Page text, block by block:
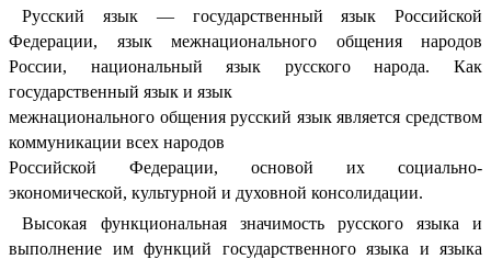
Русский язык — государственный язык Российской
Федерации, язык межнационального общения народов
России, национальный язык русского народа. Как
государственный язык и язык
межнационального общения русский язык является средством
коммуникации всех народов
Российской Федерации, основой их социально-
экономической, культурной и духовной консолидации.
Высокая функциональная значимость русского языка и
выполнение им функций государственного языка и языка